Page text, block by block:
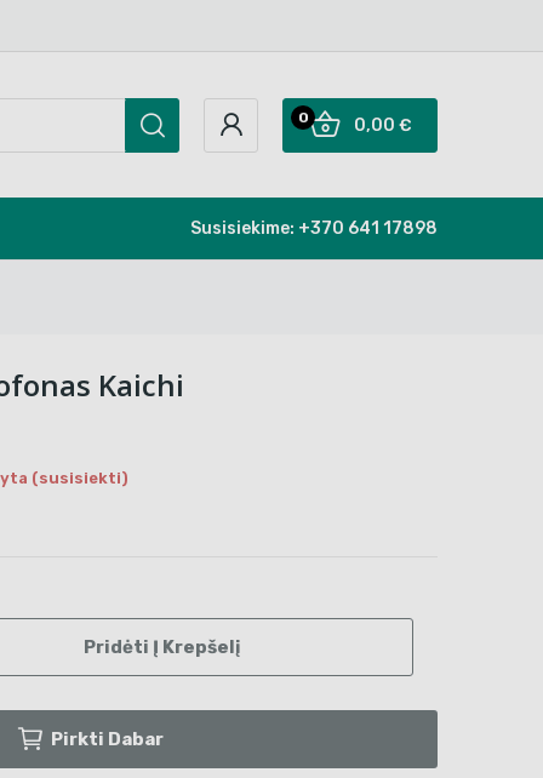
0,00 €
0
Susisiekime: +370 641 17898
Kaichi
(susisiekti)
Pridėti Į Krepšelį
Pirkti Dabar